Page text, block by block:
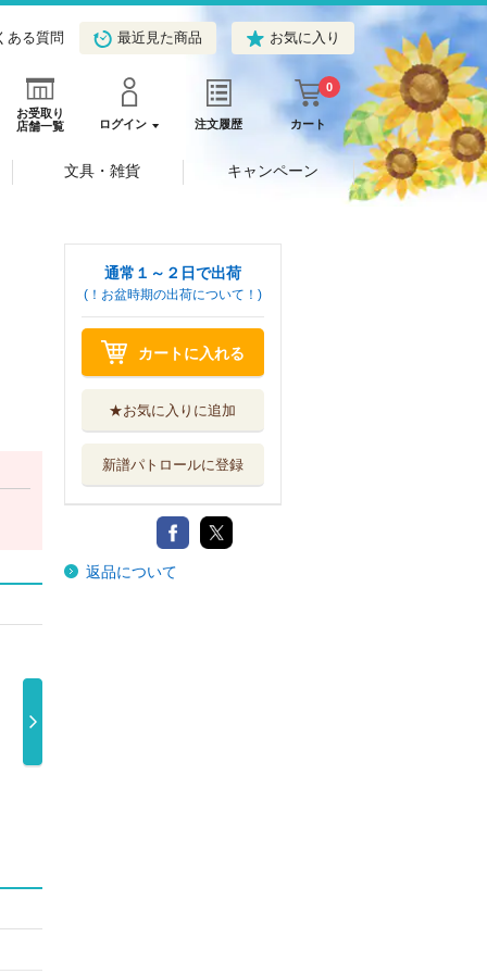
ある質問 最近見た商品 お気に入り
お受取り
店舗一覧
ログイン 注文履歴 カート
0
文具・雑貨 キャンペーン
…
通常１～２日で出荷
(！お盆時期の出荷について！)
カートに入れる
★お気に入りに追加
新譜パトロールに登録
返品について